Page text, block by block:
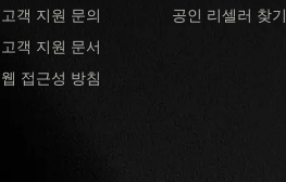
고객 지원 문의
고객 지원 문서
웹 접근성 방침
공인 리셀러 찾기